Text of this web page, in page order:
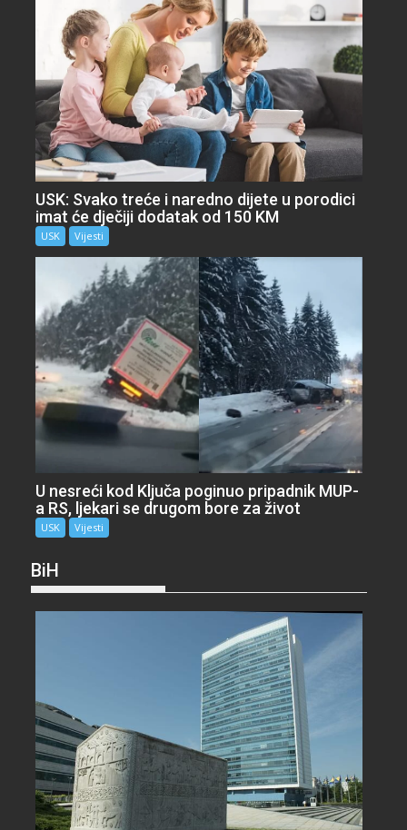
USK: Svako treće i naredno dijete u porodici
imat će dječiji dodatak od 150 KM
USK Vijesti
U nesreći kod Ključa poginuo pripadnik MUP-
a RS, ljekari se drugom bore za život
USK Vijesti
BiH